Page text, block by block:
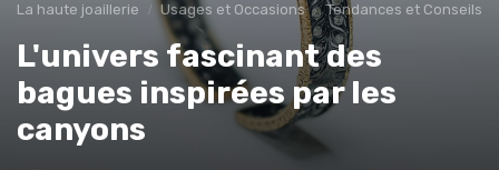
La haute joaillerie Usages et Occasions Tendances et Conseils
L'univers fascinant des
bagues inspirées par les
canyons